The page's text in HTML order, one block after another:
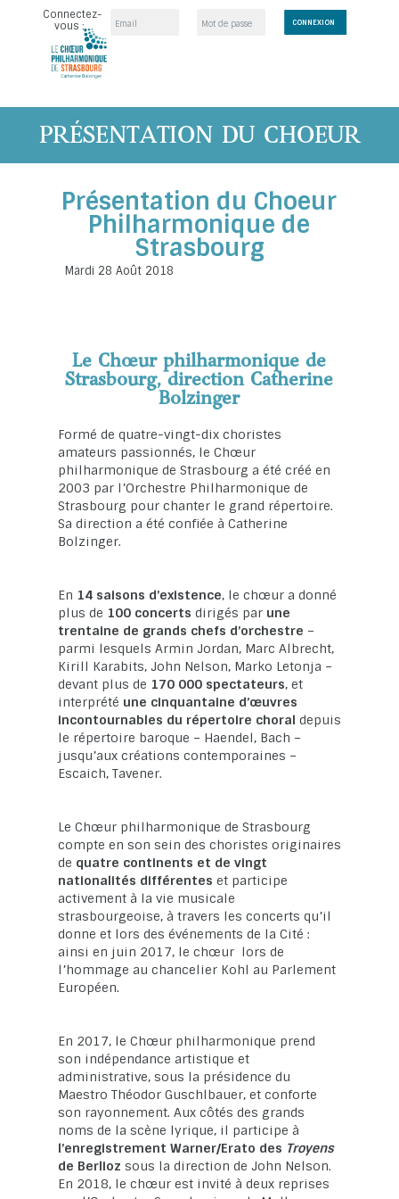
Connectez-
vous :
PRÉSENTATION DU CHOEUR
Présentation du Choeur
Philharmonique de
Strasbourg
Mardi 28 Août 2018
Le Chœur philharmonique de
Strasbourg, direction Catherine
Bolzinger
Formé de quatre-vingt-dix choristes
amateurs passionnés, le Chœur
philharmonique de Strasbourg a été créé en
2003 par l’Orchestre Philharmonique de
Strasbourg pour chanter le grand répertoire.
Sa direction a été confiée à Catherine
Bolzinger.
En 14 saisons d’existence, le chœur a donné
plus de 100 concerts dirigés par une
trentaine de grands chefs d’orchestre –
parmi lesquels Armin Jordan, Marc Albrecht,
Kirill Karabits, John Nelson, Marko Letonja –
devant plus de 170 000 spectateurs, et
interprété une cinquantaine d’œuvres
incontournables du répertoire choral depuis
le répertoire baroque – Haendel, Bach –
jusqu’aux créations contemporaines –
Escaich, Tavener.
Le Chœur philharmonique de Strasbourg
compte en son sein des choristes originaires
de quatre continents et de vingt
nationalités différentes et participe
activement à la vie musicale
strasbourgeoise, à travers les concerts qu’il
donne et lors des événements de la Cité :
ainsi en juin 2017, le chœur lors de
l’hommage au chancelier Kohl au Parlement
Européen.
En 2017, le Chœur philharmonique prend
son indépendance artistique et
administrative, sous la présidence du
Maestro Théodor Guschlbauer, et conforte
son rayonnement. Aux côtés des grands
noms de la scène lyrique, il participe à
l’enregistrement Warner/Erato des Troyens
de Berlioz sous la direction de John Nelson.
En 2018, le chœur est invité à deux reprises